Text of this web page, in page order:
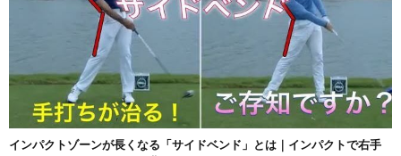
インパクトゾーンが長くなる「サイドベンド」とは｜インパクトで右手